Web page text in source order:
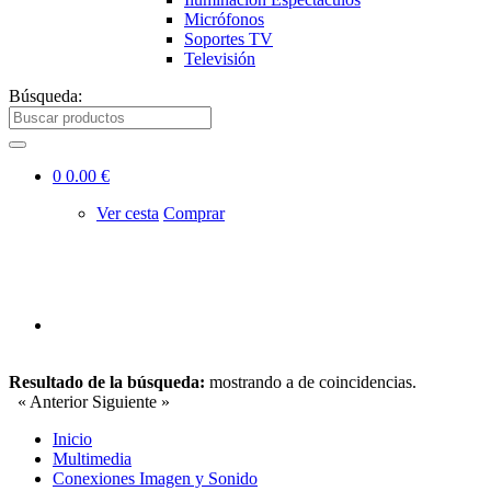
Micrófonos
Soportes TV
Televisión
Búsqueda:
0 0.00 €
Ver cesta Comprar
Resultado de la búsqueda: mostrando a de coincidencias.
« Anterior Siguiente »
Inicio
Multimedia
Conexiones Imagen y Sonido